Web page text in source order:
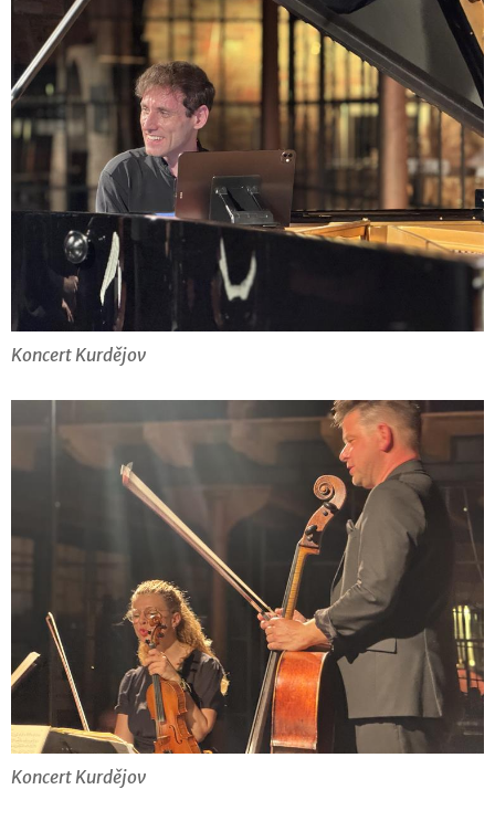
Koncert Kurdějov
Koncert Kurdějov